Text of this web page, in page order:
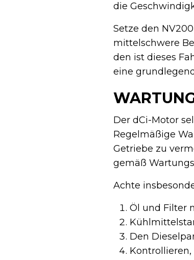
die
Setze den
mittelschwere
den ist dieses
eine
Der dCi-Motor
Regelmäßige
Getriebe zu
gemäß
Achte
Öl und Filter
Den